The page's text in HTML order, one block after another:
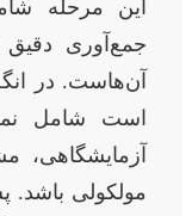
این مرحله
جمع‌آوری
آن‌هاست. در
است شامل
آزمایشگاهی،
مولکولی باشد.